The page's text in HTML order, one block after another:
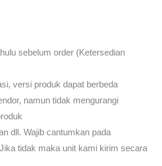
sebelum order (Ketersedian
versi produk dapat berbeda
namun tidak mengurangi
dll. Wajib cantumkan pada
tidak maka unit kami kirim secara